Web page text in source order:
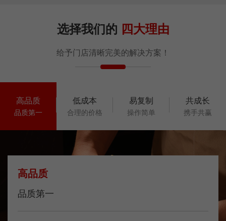
选择我们的 四大理由
给予门店清晰完美的解决方案！
高品质
品质第一
低成本
合理的价格
易复制
操作简单
共成长
携手共赢
高品质
品质第一